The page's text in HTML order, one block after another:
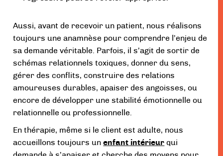
Aussi, avant de recevoir un patient, nous réalisons
toujours une anamnèse pour comprendre l’enjeu de
sa demande véritable. Parfois, il s’agit de sortir de
schémas relationnels toxiques, donner du sens,
gérer des conflits, construire des relations
amoureuses durables, apaiser des angoisses, ou
encore de développer une stabilité émotionnelle ou
relationnelle ou professionnelle.
En thérapie, même si le client est adulte, nous
accueillons toujours unenfant intérieur qui